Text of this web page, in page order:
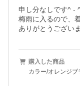
申し分なしです^ -
梅雨に入るので、
ありがとうござい
購入した商品
カラー/オレンジ